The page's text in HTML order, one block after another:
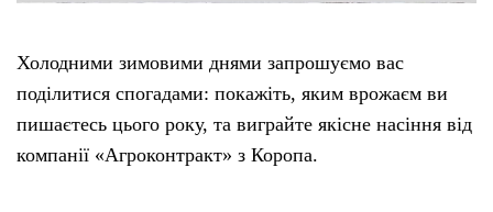
Холодними зимовими днями запрошуємо вас
поділитися спогадами: покажіть, яким врожаєм ви
пишаєтесь цього року, та виграйте якісне насіння від
компанії «Агроконтракт» з Коропа.